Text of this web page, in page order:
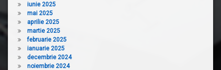
iunie 2025
mai 2025
aprilie 2025
martie 2025
februarie 2025
ianuarie 2025
decembrie 2024
noiembrie 2024